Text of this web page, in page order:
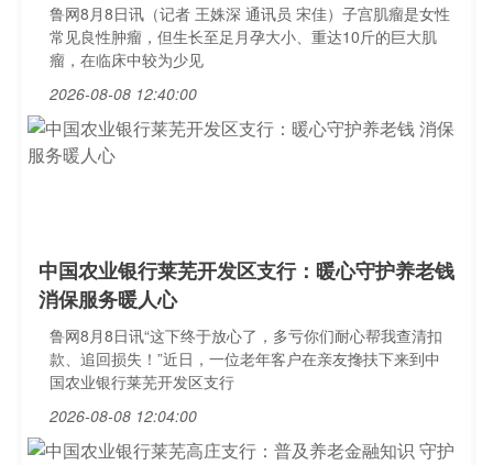
鲁网8月8日讯（记者 王姝深 通讯员 宋佳）子宫肌瘤是女性
常见良性肿瘤，但生长至足月孕大小、重达10斤的巨大肌
瘤，在临床中较为少见
2026-08-08 12:40:00
中国农业银行莱芜开发区支行：暖心守护养老钱
消保服务暖人心
鲁网8月8日讯“这下终于放心了，多亏你们耐心帮我查清扣
款、追回损失！”近日，一位老年客户在亲友搀扶下来到中
国农业银行莱芜开发区支行
2026-08-08 12:04:00